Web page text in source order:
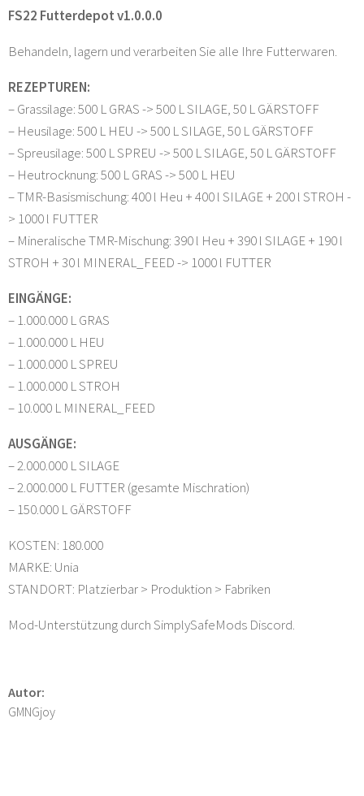
FS22 Futterdepot v1.0.0.0
Behandeln, lagern und verarbeiten Sie alle Ihre Futterwaren.
REZEPTUREN:
– Grassilage: 500 L GRAS -> 500 L SILAGE, 50 L GÄRSTOFF
– Heusilage: 500 L HEU -> 500 L SILAGE, 50 L GÄRSTOFF
– Spreusilage: 500 L SPREU -> 500 L SILAGE, 50 L GÄRSTOFF
– Heutrocknung: 500 L GRAS -> 500 L HEU
– TMR-Basismischung: 400 l Heu + 400 l SILAGE + 200 l STROH -
> 1000 l FUTTER
– Mineralische TMR-Mischung: 390 l Heu + 390 l SILAGE + 190 l
STROH + 30 l MINERAL_FEED -> 1000 l FUTTER
EINGÄNGE:
– 1.000.000 L GRAS
– 1.000.000 L HEU
– 1.000.000 L SPREU
– 1.000.000 L STROH
– 10.000 L MINERAL_FEED
AUSGÄNGE:
– 2.000.000 L SILAGE
– 2.000.000 L FUTTER (gesamte Mischration)
– 150.000 L GÄRSTOFF
KOSTEN: 180.000
MARKE: Unia
STANDORT: Platzierbar > Produktion > Fabriken
Mod-Unterstützung durch SimplySafeMods Discord.
Autor:
GMNGjoy